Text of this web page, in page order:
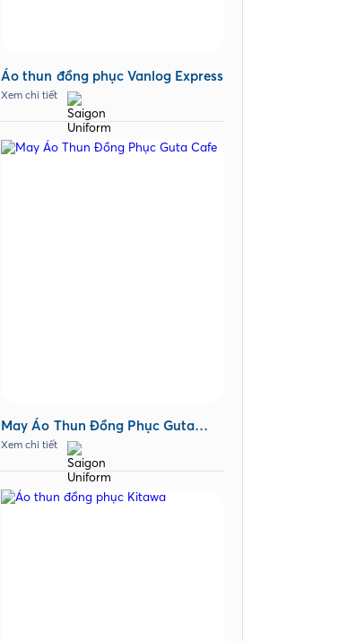
Áo thun đồng phục Vanlog Express
Xem chi tiết
May Áo Thun Đồng Phục Guta
Cafe
Xem chi tiết